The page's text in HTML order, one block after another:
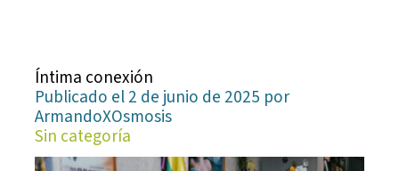
Íntima conexión
Publicado el 2 de junio de 2025 por
ArmandoXOsmosis
Sin categoría